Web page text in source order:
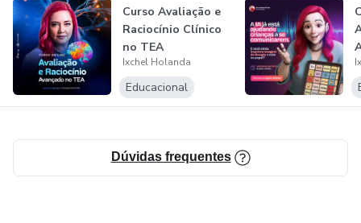
• Casos clínicos reais
🎓 Para quem é este curso?
Fonoaudiólogos, e estudantes de fonoaudiologia que
desejam se aprofundar em avaliação e intervenção
📅 Acesso vitalicio.
Curso Avaliação e
Raciocínio Clínico
no TEA
Ixchel Holanda
Educacional
Dúvidas frequentes